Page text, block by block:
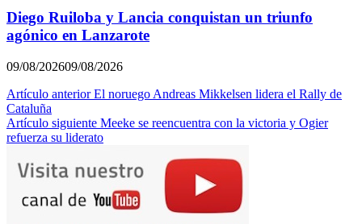
Diego Ruiloba y Lancia conquistan un triunfo
agónico en Lanzarote
09/08/202609/08/2026
Navegación
de
entradas
Artículo anterior El noruego Andreas Mikkelsen lidera el Rally de
Cataluña
Artículo siguiente Meeke se reencuentra con la victoria y Ogier
refuerza su liderato